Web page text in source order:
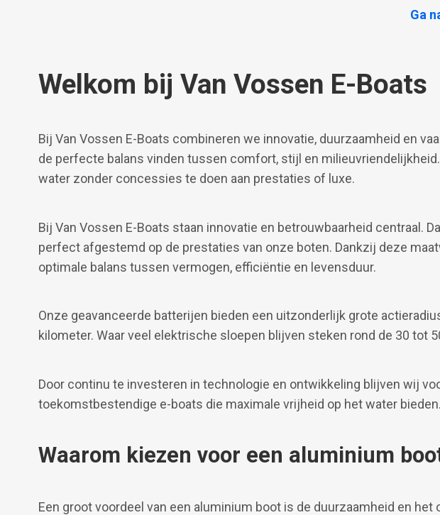
Ga
Welkom bij Van Vossen E-Boats
Bij Van Vossen E-Boats combineren we innovatie, duurzaamheid en
de perfecte balans vinden tussen comfort, stijl en
water zonder concessies te doen aan prestaties of luxe.
Bij Van Vossen E-Boats staan innovatie en betrouwbaarheid centraal.
perfect afgestemd op de prestaties van onze boten. Dankzij deze
optimale balans tussen vermogen, efficiëntie en levensduur.
Onze geavanceerde batterijen bieden een uitzonderlijk grote
kilometer. Waar veel elektrische sloepen blijven steken rond de 30 tot
Door continu te investeren in technologie en ontwikkeling blijven wij
toekomstbestendige e-boats die maximale vrijheid op het water bieden.
Waarom kiezen voor een aluminium
Een groot voordeel van een aluminium boot is de duurzaamheid en